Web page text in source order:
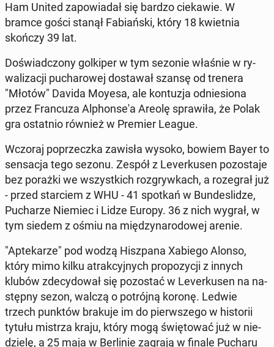
Ham United za­po­wia­dał się bardzo cie­ka­wie. W
bramce gości stanął Fa­biań­ski, który 18 kwiet­nia
skończy 39 lat.
Do­świad­czo­ny gol­ki­per w tym sezonie właśnie w ry­
wa­li­za­cji pu­cha­ro­wej do­sta­wał szansę od trenera
"Młotów" Davida Moyesa, ale kon­tu­zja od­nie­sio­na
przez Fran­cu­za Al­phon­se­'a Areolę spra­wi­ła, że Polak
gra ostat­nio również w Premier League.
Wczoraj po­przecz­ka zawisła wysoko, bowiem Bayer to
sen­sa­cja tego sezonu. Zespół z Le­ver­ku­sen po­zo­sta­je
bez porażki we wszyst­kich roz­gryw­kach, a ro­ze­grał już
- przed star­ciem z WHU - 41 spotkań w Bun­de­sli­dze,
Pu­cha­rze Niemiec i Lidze Europy. 36 z nich wygrał, w
tym siedem z ośmiu na mię­dzy­na­ro­do­wej arenie.
"Ap­te­ka­rze" pod wodzą Hisz­pa­na Xabiego Alonso,
który mimo kilku atrak­cyj­nych pro­po­zy­cji z innych
klubów zde­cy­do­wał się po­zo­stać w Le­ver­ku­sen na na­
stęp­ny sezon, walczą o po­trój­ną koronę. Ledwie
trzech punktów brakuje im do pierw­sze­go w hi­sto­rii
tytułu mistrza kraju, który mogą świę­to­wać już w nie­
dzie­lę, a 25 maja w Ber­li­nie zagrają w finale Pucharu